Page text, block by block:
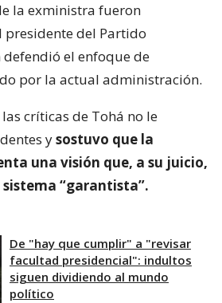
la exministra fueron
presidente del Partido
el enfoque de
por la actual administración.
críticas de Tohá no le
ysostuvo que la
una visión que, a su juicio,
“garantista”.
De "hay que cumplir" a "revisar
facultad presidencial": indultos
siguen dividiendo al mundo
político